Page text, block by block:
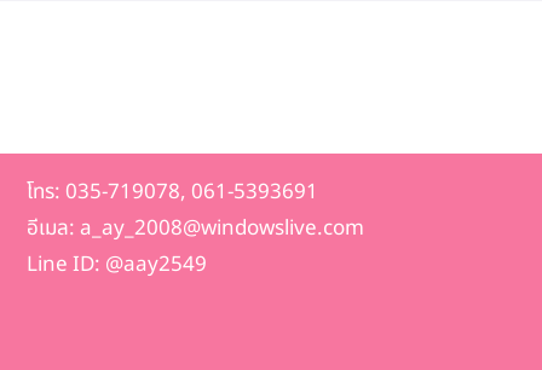
โทร: 035-719078, 061-5393691
อีเมล: a_ay_2008@windowslive.com
Line ID: @aay2549